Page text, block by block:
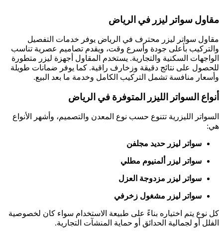
مقاول سواتر ليزر في الرياض
مقاول سواتر ليزر محترف في الرياض يوفر خدمات التفصيل
والتركيب بأعلى جودة وأسرع وقت، ويقدم تصاميم عصرية تناسب
الواجهات السكنية والتجارية. يستخدم المقاول أجهزة ليزر متطورة
للحصول على نتائج دقيقة وزخارف راقية. كما يوفر ضمانات طويلة
وأسعار منافسة تشمل التركيب الكامل وخدمة ما بعد البيع.
أنواع السواتر الليزر المتوفرة في الرياض
السواتر الليزرية تتنوع حسب نوع المعدن والتصميم، وأشهر الأنواع
هي:
سواتر ليزر حديد مجلفن
سواتر ليزر ألمنيوم مطلي
سواتر ليزر مزدوجة العزل
سواتر ليزر مشغول زخرفي
كل نوع يتم اختياره بناءً على طبيعة الاستخدام سواء كان لخصوصية
الفلل أو لجمالية الحدائق أو حماية المنشآت التجارية.